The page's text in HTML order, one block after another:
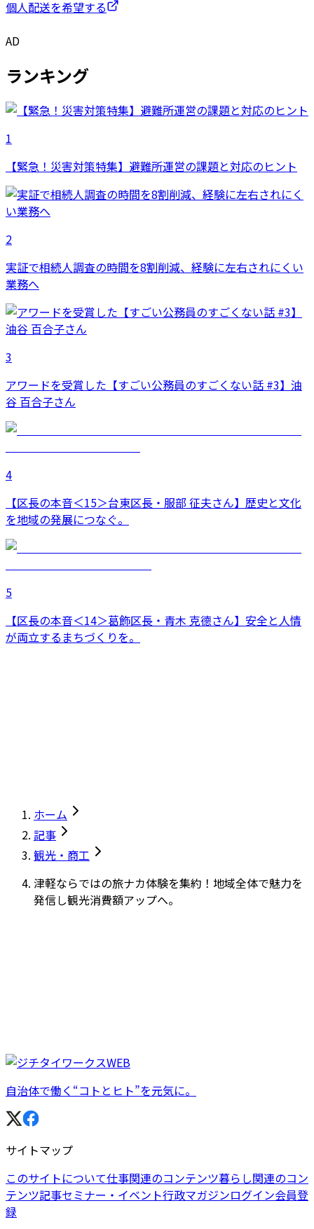
個人配送を希望する
AD
ランキング
1
【緊急！災害対策特集】避難所運営の課題と対応のヒント
2
実証で相続人調査の時間を8割削減、経験に左右されにくい
業務へ
3
アワードを受賞した【すごい公務員のすごくない話 #3】油
谷 百合子さん
4
【区長の本音＜15＞台東区長・服部 征夫さん】歴史と文化
を地域の発展につなぐ。
5
【区長の本音＜14＞葛飾区長・青木 克德さん】安全と人情
が両立するまちづくりを。
ホーム
記事
観光・商工
津軽ならではの旅ナカ体験を集約！地域全体で魅力を
発信し観光消費額アップへ。
自治体で働く“コトとヒト”を元気に。
サイトマップ
このサイトについて仕事関連のコンテンツ暮らし関連のコン
テンツ記事セミナー・イベント行政マガジンログイン会員登
録